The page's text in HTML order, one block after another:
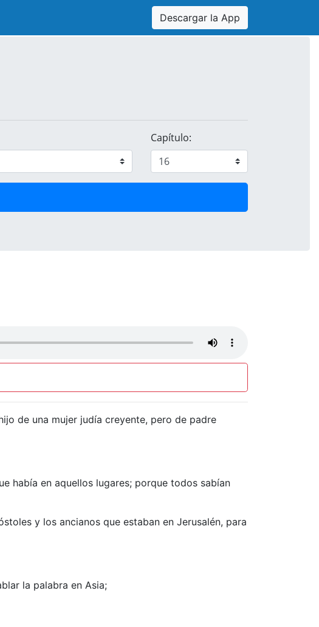
Descargar la App
Capítulo:
de una mujer judía creyente, pero de padre
había en aquellos lugares; porque todos sabían
y los ancianos que estaban en Jerusalén, para
la palabra en Asia;